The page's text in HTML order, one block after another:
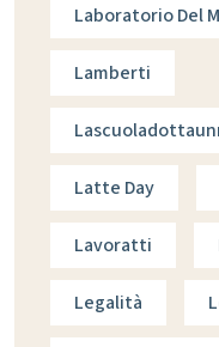
Laboratorio Del
Lamberti
Latte Day
Lavoratti
Legalità